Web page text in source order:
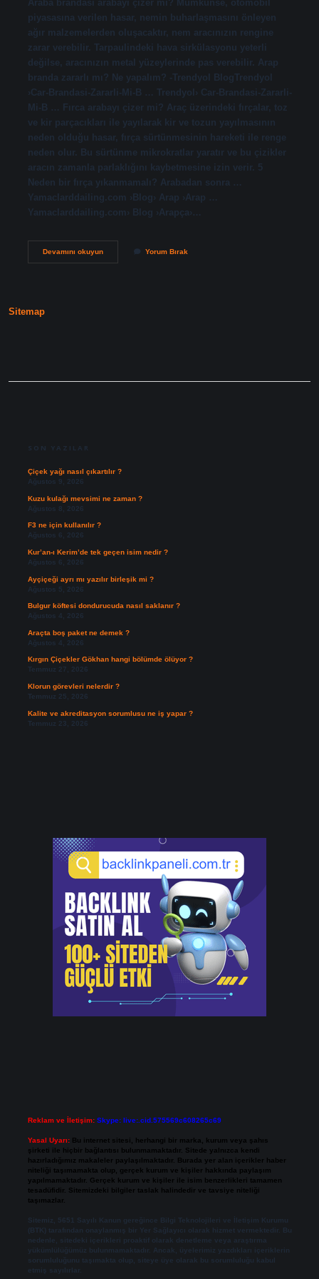
Araba brandası arabayı çizer mi? Mümkünse, otomobil
piyasasına verilen hasar, nemin buharlaşmasını önleyen
ağır malzemelerden oluşacaktır, nem aracınızın rengine
zarar verebilir. Tarpaulindeki hava sirkülasyonu yeterli
değilse, aracınızın metal yüzeylerinde pas verebilir. Arap
branda zararlı mı? Ne yapalım? -Trendyol BlogTrendyol
›Car-Brandasi-Zararli-Mi-B … Trendyol› Car-Brandasi-Zararli-
Mi-B … Fırca arabayı çizer mi? Araç üzerindeki fırçalar, toz
ve kir parçacıkları ile yayılarak kir ve tozun yayılmasının
neden olduğu hasar, fırça sürtünmesinin hareketi ile renge
neden olur. Bu sürtünme mikrokratlar yaratır ve bu çizikler
aracın zamanla parlaklığını kaybetmesine izin verir. 5
Neden bir fırça yıkanmamalı? Arabadan sonra …
Yamaclarddailing.com ›Blog› Arap ›Arap …
Yamaclarddailing.com› Blog ›Arapça›…
Devamını okuyunMiflonlu
Yorum Bırak
Sitemap
SON YAZILAR
Çiçek yağı nasıl çıkartılır ?
Ağustos 9, 2026
Kuzu kulağı mevsimi ne zaman ?
Ağustos 8, 2026
F3 ne için kullanılır ?
Ağustos 6, 2026
Kur’an-ı Kerim’de tek geçen isim nedir ?
Ağustos 6, 2026
Ayçiçeği ayrı mı yazılır birleşik mi ?
Ağustos 5, 2026
Bulgur köftesi dondurucuda nasıl saklanır ?
Ağustos 4, 2026
Araçta boş paket ne demek ?
Ağustos 4, 2026
Kırgın Çiçekler Gökhan hangi bölümde ölüyor ?
Temmuz 27, 2026
Klorun görevleri nelerdir ?
Temmuz 25, 2026
Kalite ve akreditasyon sorumlusu ne iş yapar ?
Temmuz 23, 2026
Reklam ve İletişim: Skype: live:.cid.575569c608265c69
Yasal Uyarı: Bu internet sitesi, herhangi bir marka, kurum veya şahıs
şirketi ile hiçbir bağlantısı bulunmamaktadır. Sitede yalnızca kendi
hazırladığımız makaleler paylaşılmaktadır. Burada yer alan içerikler haber
niteliği taşımamakta olup, gerçek kurum ve kişiler hakkında paylaşım
yapılmamaktadır. Gerçek kurum ve kişiler ile isim benzerlikleri tamamen
tesadüfidir. Sitemizdeki bilgiler taslak halindedir ve tavsiye niteliği
taşımazlar.
Sitemiz, 5651 Sayılı Kanun gereğince Bilgi Teknolojileri ve İletişim Kurumu
(BTK) tarafından onaylanmış bir Yer Sağlayıcı olarak hizmet vermektedir. Bu
nedenle, sitedeki içerikleri proaktif olarak denetleme veya araştırma
yükümlülüğümüz bulunmamaktadır. Ancak, üyelerimiz yazdıkları içeriklerin
sorumluluğunu taşımakta olup, siteye üye olarak bu sorumluluğu kabul
etmiş sayılırlar.